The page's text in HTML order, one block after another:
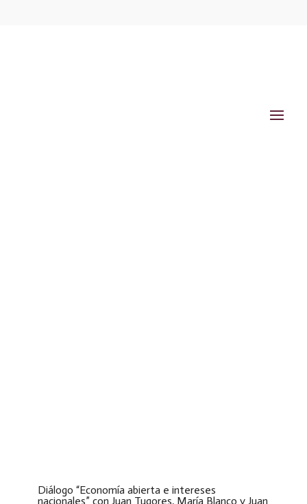
Diálogo “Economía abierta e intereses
nacionales” con Juan Tugores, María Blanco y Juan